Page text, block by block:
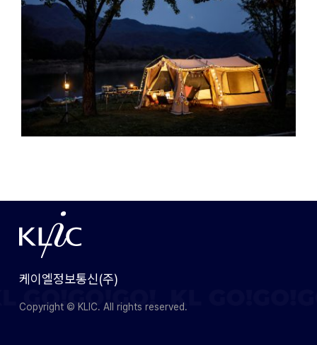
케이엘정보통신(주)
Copyright © KLIC. All rights reserved.